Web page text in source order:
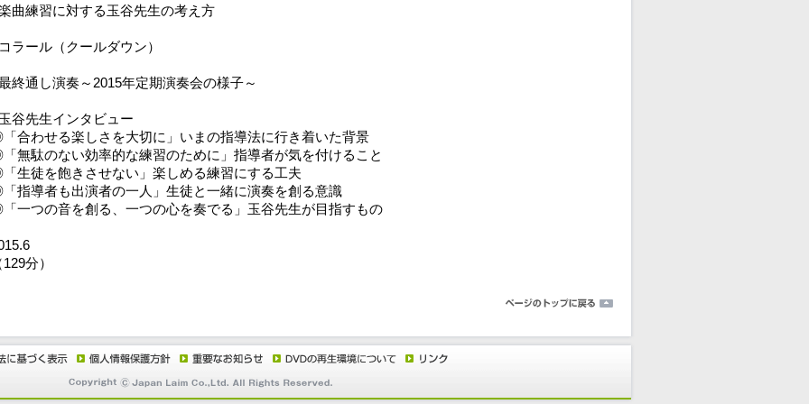
曲練習に対する玉谷先生の考え方
ラール（クールダウン）
終通し演奏～2015年定期演奏会の様子～
谷先生インタビュー
合わせる楽しさを大切に」いまの指導法に行き着いた背景
無駄のない効率的な練習のために」指導者が気を付けること
生徒を飽きさせない」楽しめる練習にする工夫
指導者も出演者の一人」生徒と一緒に演奏を創る意識
一つの音を創る、一つの心を奏でる」玉谷先生が目指すもの
分）